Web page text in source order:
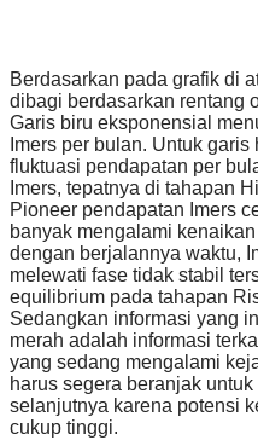
Berdasarkan pada grafik di
dibagi berdasarkan rentang
Garis biru eksponensial
Imers per bulan. Untuk
fluktuasi pendapatan per
Imers, tepatnya di tahapan
Pioneer pendapatan Imers
banyak mengalami
dengan berjalannya waktu,
melewati fase tidak stabil
equilibrium pada tahapan
Sedangkan informasi yang
merah adalah informasi
yang sedang mengalami
harus segera beranjak untuk
selanjutnya karena potensi
cukup tinggi.